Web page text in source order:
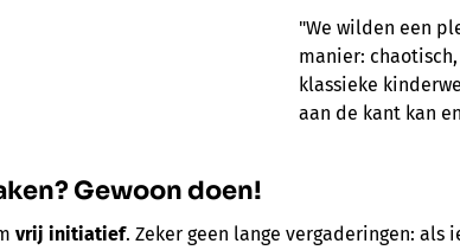
"We wilden een
manier:
klassieke
aan de kant kan
Gewoon doen!
vrij initiatief. Zeker geen lange vergaderingen: